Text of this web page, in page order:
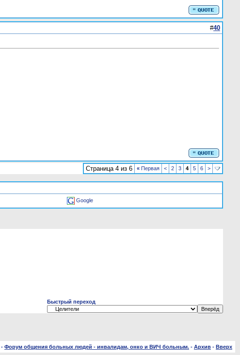
#40
Страница 4 из 6 « Первая < 2 3 4 5 6 >
Google
Быстрый переход
- Форум общения больных людей - инвалидам, онко и ВИЧ больным. - Архив - Вверх